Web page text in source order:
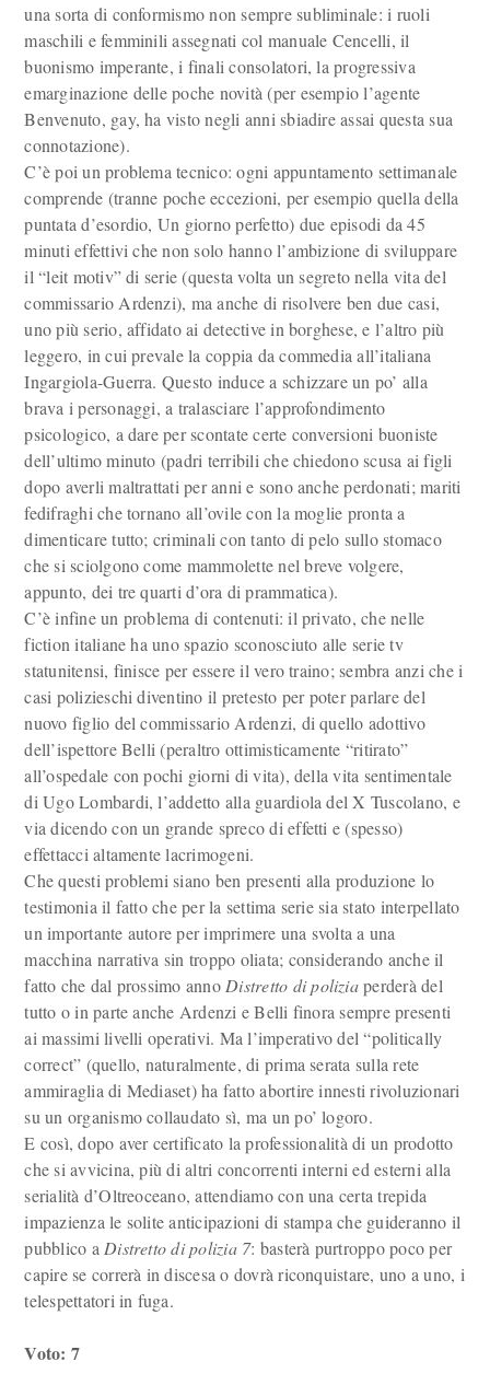
una sorta di conformismo non sempre subliminale: i ruoli
maschili e femminili assegnati col manuale Cencelli, il
buonismo imperante, i finali consolatori, la progressiva
emarginazione delle poche novità (per esempio l’agente
Benvenuto, gay, ha visto negli anni sbiadire assai questa sua
connotazione).
C’è poi un problema tecnico: ogni appuntamento settimanale
comprende (tranne poche eccezioni, per esempio quella della
puntata d’esordio, Un giorno perfetto) due episodi da 45
minuti effettivi che non solo hanno l’ambizione di sviluppare
il “leit motiv” di serie (questa volta un segreto nella vita del
commissario Ardenzi), ma anche di risolvere ben due casi,
uno più serio, affidato ai detective in borghese, e l’altro più
leggero, in cui prevale la coppia da commedia all’italiana
Ingargiola-Guerra. Questo induce a schizzare un po’ alla
brava i personaggi, a tralasciare l’approfondimento
psicologico, a dare per scontate certe conversioni buoniste
dell’ultimo minuto (padri terribili che chiedono scusa ai figli
dopo averli maltrattati per anni e sono anche perdonati; mariti
fedifraghi che tornano all’ovile con la moglie pronta a
dimenticare tutto; criminali con tanto di pelo sullo stomaco
che si sciolgono come mammolette nel breve volgere,
appunto, dei tre quarti d’ora di prammatica).
C’è infine un problema di contenuti: il privato, che nelle
fiction italiane ha uno spazio sconosciuto alle serie tv
statunitensi, finisce per essere il vero traino; sembra anzi che i
casi polizieschi diventino il pretesto per poter parlare del
nuovo figlio del commissario Ardenzi, di quello adottivo
dell’ispettore Belli (peraltro ottimisticamente “ritirato”
all’ospedale con pochi giorni di vita), della vita sentimentale
di Ugo Lombardi, l’addetto alla guardiola del X Tuscolano, e
via dicendo con un grande spreco di effetti e (spesso)
effettacci altamente lacrimogeni.
Che questi problemi siano ben presenti alla produzione lo
testimonia il fatto che per la settima serie sia stato interpellato
un importante autore per imprimere una svolta a una
macchina narrativa sin troppo oliata; considerando anche il
fatto che dal prossimo anno Distretto di poliziaperderà del
tutto o in parte anche Ardenzi e Belli finora sempre presenti
ai massimi livelli operativi. Ma l’imperativo del “politically
correct” (quello, naturalmente, di prima serata sulla rete
ammiraglia di Mediaset) ha fatto abortire innesti rivoluzionari
su un organismo collaudato sì, ma un po’ logoro.
E così, dopo aver certificato la professionalità di un prodotto
che si avvicina, più di altri concorrenti interni ed esterni alla
serialità d’Oltreoceano, attendiamo con una certa trepida
impazienza le solite anticipazioni di stampa che guideranno il
pubblico a Distretto di polizia 7: basterà purtroppo poco per
capire se correrà in discesa o dovrà riconquistare, uno a uno, i
telespettatori in fuga.
Voto: 7